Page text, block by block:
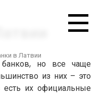
в Латвии
но все чаще
из них – это
есть их официальные